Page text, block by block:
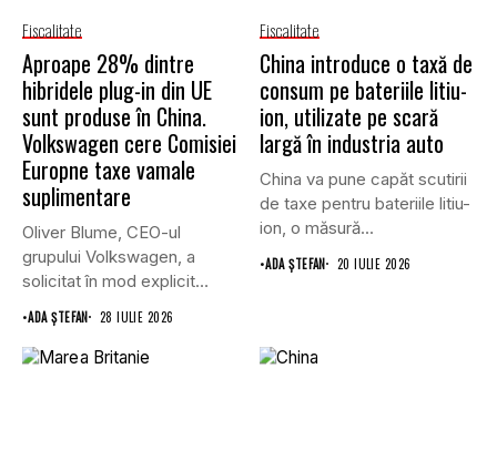
Fiscalitate
Aproape 28% dintre
hibridele plug-in din UE
sunt produse în China.
Volkswagen cere Comisiei
Europne taxe vamale
suplimentare
Oliver Blume, CEO-ul
grupului Volkswagen, a
solicitat în mod explicit
Uniunii Europene...
•ADA ȘTEFAN 28 IULIE 2026
Fiscalitate
China introduce o taxă de
consum pe bateriile litiu-
ion, utilizate pe scară
largă în industria auto
China va pune capăt scutirii
de taxe pentru bateriile litiu-
ion, o măsură...
•ADA ȘTEFAN 20 IULIE 2026